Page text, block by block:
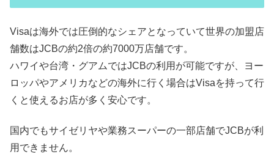
Visaは海外では圧倒的なシェアとなっていて世界の加盟店
舗数はJCBの約2倍の約7000万店舗です。
ハワイや台湾・グアムではJCBの利用が可能ですが、ヨー
ロッパやアメリカなどの海外に行く場合はVisaを持って行
くと使えるお店が多く安心です。
国内でもサイゼリヤや業務スーパーの一部店舗でJCBが利
用できません。